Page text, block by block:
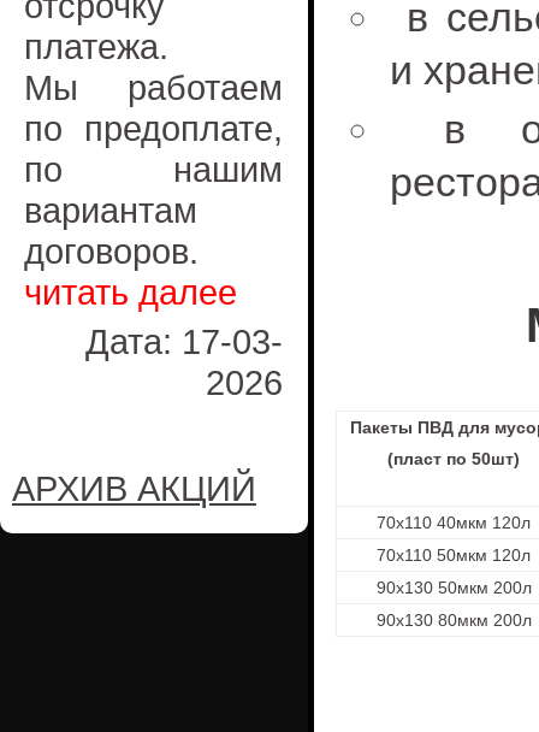
платежа.
Мы работаем
по предоплате,
по нашим
вариантам
договоров.
читать далее
Дата: 17-03-
2026
АРХИВ АКЦИЙ
в
и
в
Пакеты ПВД для
(пласт по 50шт)
70х110 40мкм 120л
70х110 50мкм 120л
90х130 50мкм 200л
90х130 80мкм 200л